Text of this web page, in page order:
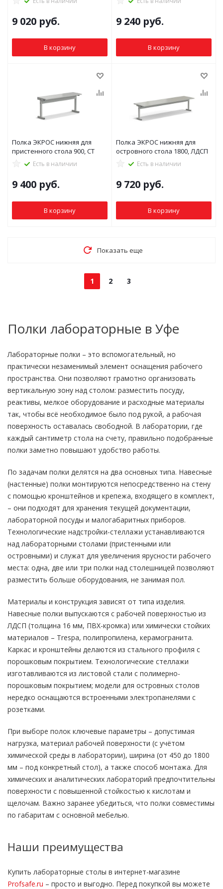
9 020 руб.
В корзину
9 240 руб.
В корзину
Полка ЭКРОС нижняя для
пристенного стола 900, СТ
Есть в наличии
9 400 руб.
В корзину
Полка ЭКРОС нижняя для
островного стола 1800, ЛДСП
Есть в наличии
9 720 руб.
В корзину
Показать еще
1 2 3
Полки лабораторные в Уфе
Лабораторные полки – это вспомогательный, но
практически незаменимый элемент оснащения рабочего
пространства. Они позволяют грамотно организовать
вертикальную зону над столом: разместить посуду,
реактивы, мелкое оборудование и расходные материалы
так, чтобы всё необходимое было под рукой, а рабочая
поверхность оставалась свободной. В лаборатории, где
каждый сантиметр стола на счету, правильно подобранные
полки заметно повышают удобство работы.
По задачам полки делятся на два основных типа. Навесные
(настенные) полки монтируются непосредственно на стену
с помощью кронштейнов и крепежа, входящего в комплект,
– они подходят для хранения текущей документации,
лабораторной посуды и малогабаритных приборов.
Технологические надстройки-стеллажи устанавливаются
над лабораторными столами (пристенными или
островными) и служат для увеличения ярусности рабочего
места: одна, две или три полки над столешницей позволяют
разместить больше оборудования, не занимая пол.
Материалы и конструкция зависят от типа изделия.
Навесные полки выпускаются с рабочей поверхностью из
ЛДСП (толщина 16 мм, ПВХ-кромка) или химически стойких
материалов – Trespa, полипропилена, керамогранита.
Каркас и кронштейны делаются из стального профиля с
порошковым покрытием. Технологические стеллажи
изготавливаются из листовой стали с полимерно-
порошковым покрытием; модели для островных столов
нередко оснащаются встроенными электропанелями с
розетками.
При выборе полок ключевые параметры – допустимая
нагрузка, материал рабочей поверхности (с учётом
химической среды в лаборатории), ширина (от 450 до 1800
мм – под конкретный стол), а также способ монтажа. Для
химических и аналитических лабораторий предпочтительны
поверхности с повышенной стойкостью к кислотам и
щелочам. Важно заранее убедиться, что полки совместимы
по габаритам с основной мебелью.
Наши преимущества
Купить лабораторные столы в интернет-магазине
Profsafe.ru – просто и выгодно. Перед покупкой вы можете